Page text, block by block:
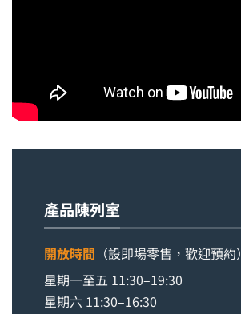
產品陳列室
開放時間 （設即場零售，歡迎預約）
星期一至五 11:30–19:30
星期六 11:30–16:30